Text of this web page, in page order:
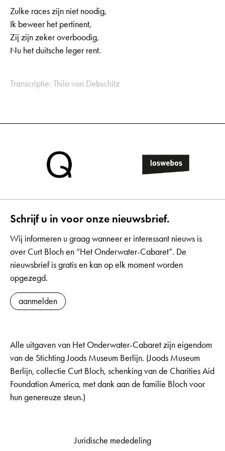
Zulke races zijn niet noodig,
Ik beweer het pertinent,
Zij zijn zeker overboodig,
Nu het duitsche leger rent.
Transcriptie: Thilo von Debschitz
Schrijf u in voor onze nieuwsbrief.
Wij informeren u graag wanneer er interessant nieuws is
over Curt Bloch en “Het Onderwater-Cabaret”. De
nieuwsbrief is gratis en kan op elk moment worden
opgezegd.
aanmelden
Alle uitgaven van Het Onderwater-Cabaret zijn eigendom
van de Stichting Joods Museum Berlijn. (Joods Museum
Berlijn, collectie Curt Bloch, schenking van de Charities Aid
Foundation America, met dank aan de familie Bloch voor
hun genereuze steun.)
Juridische mededeling